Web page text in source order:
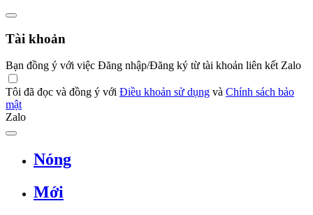
Tài khoản
Bạn đồng ý với việc Đăng nhập/Đăng ký từ tài khoản liên kết Zalo
Tôi đã đọc và đồng ý với Điều khoản sử dụng và Chính sách bảo
mật
Zalo
Nóng
Mới